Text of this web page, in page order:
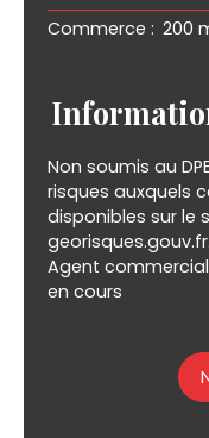
Commerce : 200
Non soumis au
risques auxquels
disponibles sur le
georisques.gouv.fr.
Agent commercial
en cours